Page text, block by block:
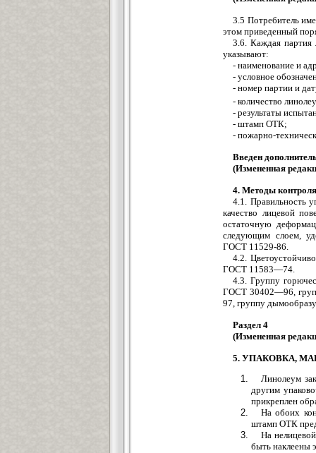
3.5 Потребитель
этом приведенный
3.6. Каждая партия
указывают:
- наименование и
- условное
- номер партии и
- количество
- результаты
- штамп ОТК;
- пожарно-
Введен
(Измененная
4. Методы контроля
4.1. Правильность
качество лицевой
остаточную
следующим слоем,
ГОСТ 11529-86.
4.2.
ГОСТ 11583—74.
4.3. Группу
ГОСТ 30402—96,
97, группу
Раздел 4
(Измененная
5. УПАКОВКА,
Линолеум
другим
прикреплен
На обоих
штамп ОТК
На
быть наклеены